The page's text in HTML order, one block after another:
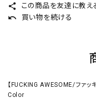
share この商品を友達に教え
undo 買い物を続ける
【FUCKING AWESOME/ファッ
Color